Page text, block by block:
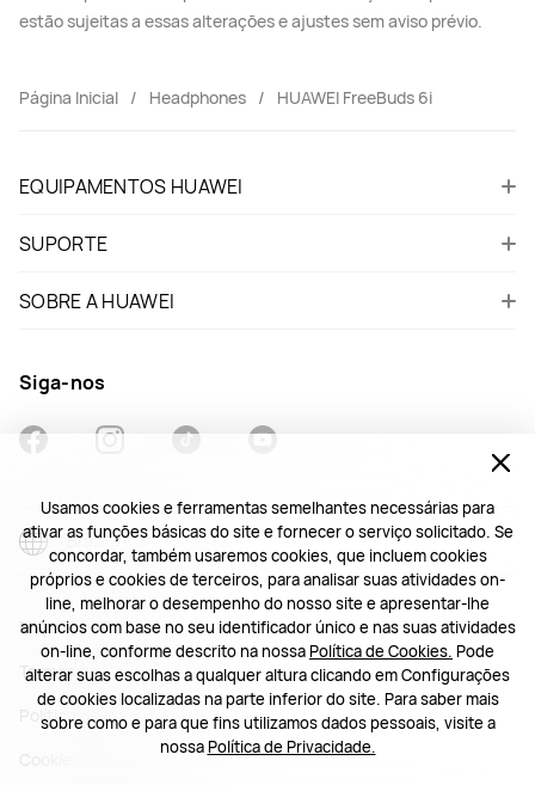
Usamos cookies e ferramentas semelhantes necessárias para
ativar as funções básicas do site e fornecer o serviço solicitado. Se
concordar, também usaremos cookies, que incluem cookies
próprios e cookies de terceiros, para analisar suas atividades on-
line, melhorar o desempenho do nosso site e apresentar-lhe
anúncios com base no seu identificador único e nas suas atividades
on-line, conforme descrito na nossaPolítica de Cookies. Pode
alterar suas escolhas a qualquer altura clicando em Configurações
de cookies localizadas na parte inferior do site. Para saber mais
sobre como e para que fins utilizamos dados pessoais, visite a
nossaPolítica de Privacidade.
estão sujeitas a essas alterações e ajustes sem aviso prévio.
Página Inicial Headphones HUAWEI FreeBuds 6i
EQUIPAMENTOS HUAWEI
SUPORTE
SOBRE A HUAWEI
Siga-nos
Mapa do Site
Termos de Utilização
Política de Privacidade
Brazil - Português